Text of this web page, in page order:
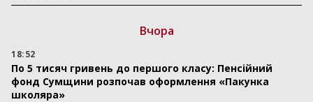
Вчора
18:52
По 5 тисяч гривень до першого класу: Пенсійний
фонд Сумщини розпочав оформлення «Пакунка
школяра»